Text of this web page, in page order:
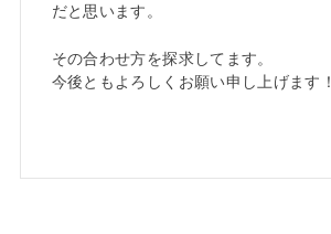
だと思います。
その合わせ方を探求してます。
今後ともよろしくお願い申し上げます！